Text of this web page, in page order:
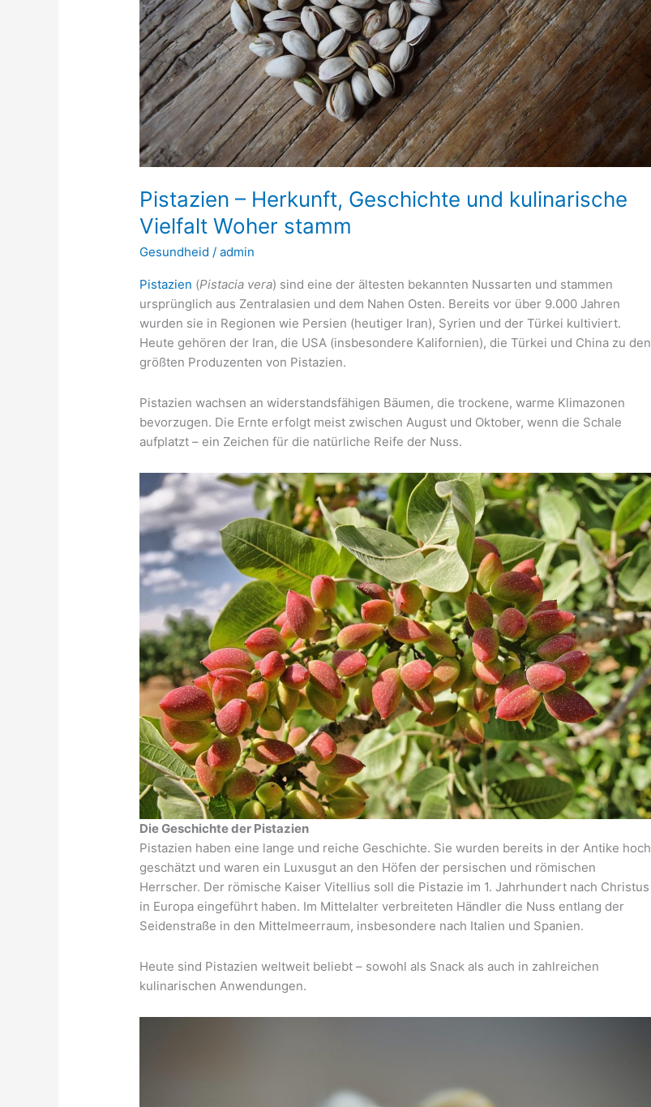
Pistazien – Herkunft, Geschichte und kulinarische
Vielfalt Woher stamm
Gesundheid /admin
Pistazien (Pistacia vera) sind eine der ältesten bekannten Nussarten und stammen
ursprünglich aus Zentralasien und dem Nahen Osten. Bereits vor über 9.000 Jahren
wurden sie in Regionen wie Persien (heutiger Iran), Syrien und der Türkei kultiviert.
Heute gehören der Iran, die USA (insbesondere Kalifornien), die Türkei und China zu den
größten Produzenten von Pistazien.
Pistazien wachsen an widerstandsfähigen Bäumen, die trockene, warme Klimazonen
bevorzugen. Die Ernte erfolgt meist zwischen August und Oktober, wenn die Schale
aufplatzt – ein Zeichen für die natürliche Reife der Nuss.
Die Geschichte der Pistazien
Pistazien haben eine lange und reiche Geschichte. Sie wurden bereits in der Antike hoch
geschätzt und waren ein Luxusgut an den Höfen der persischen und römischen
Herrscher. Der römische Kaiser Vitellius soll die Pistazie im 1. Jahrhundert nach Christus
in Europa eingeführt haben. Im Mittelalter verbreiteten Händler die Nuss entlang der
Seidenstraße in den Mittelmeerraum, insbesondere nach Italien und Spanien.
Heute sind Pistazien weltweit beliebt – sowohl als Snack als auch in zahlreichen
kulinarischen Anwendungen.